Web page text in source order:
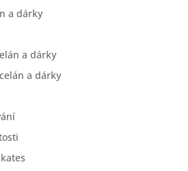
a dárky
a dárky
a dárky